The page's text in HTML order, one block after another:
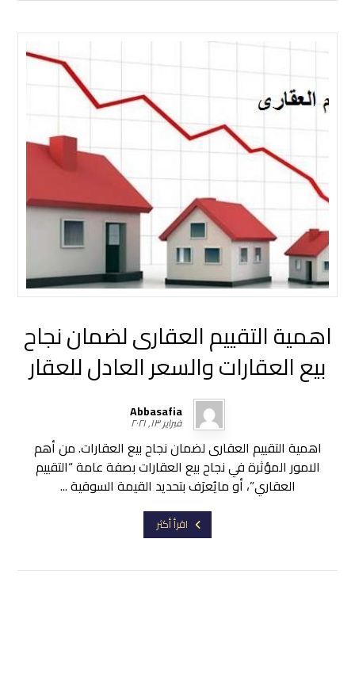
اهمية التقييم العقارى لضمان نجاح
بيع العقارات والسعر العادل للعقار
Abbasafia
فبراير ١٣, ٢٠٢١
اهمية التقييم العقارى لضمان نجاح بيع العقارات. من أهم
الامور المؤثرة في نجاح بيع العقارات بصفة عامة “التقييم
العقاري”، أو مايُعرَف بتحديد القيمة السوقية ...
اقرأ أكثر